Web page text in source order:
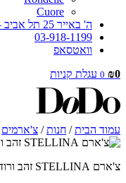
Cuore
ה' באייר 25 תל אביב – לחצו לניווט
03-918-1199
וואטסאפ
₪0
0 עגלת קניות
עמוד הבית/ חנות/ צ'ארמים
צ'ארם STELLINA זהב ורוד